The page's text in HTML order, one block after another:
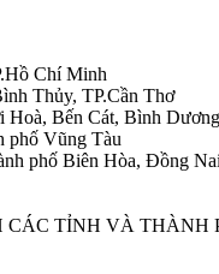
Chí Minh
Thủy, TP.Cần Thơ
Bến Cát, Bình Dương
phố Vũng Tàu
phố Biên Hòa, Đồng Nai
TỈNH VÀ THÀNH